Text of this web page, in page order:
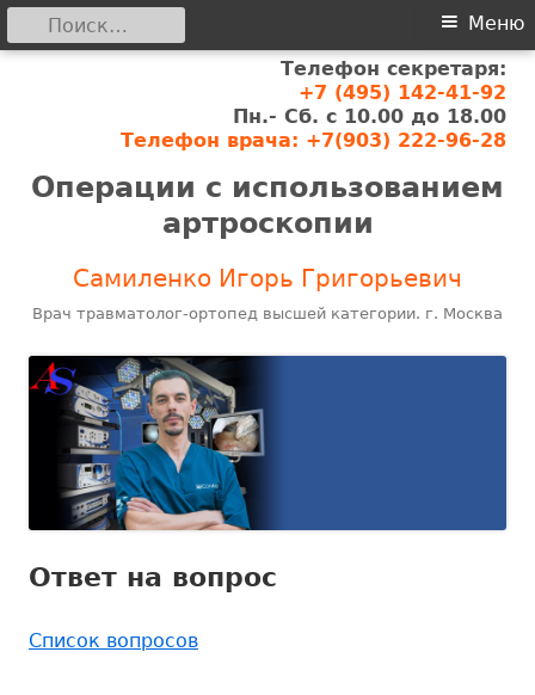
содержимому
Телефон секретаря:
+7 (495) 142-41-92
Пн.- Сб. с 10.00 до 18.00
Телефон врача: +7(903) 222-96-28
Операции с использованием
артроскопии
Самиленко Игорь Григорьевич
Врач травматолог-ортопед высшей категории. г. Москва
Основное
Меню
Найти:
Ответ на вопрос
Список вопросов